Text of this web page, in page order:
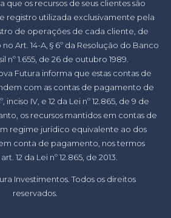
que os recursos de seus clientes são
registro utilizada exclusivamente pela
de operações de cada cliente, de
Art. 14-A, § 6º da Resolução do Banco
nº 1.655, de 26 de outubro 1989.
Futura informa que estas contas de
com as contas de pagamento de
inciso IV, e 12 da Lei nº 12.865, de 9 de
os recursos mantidos em contas de
regime jurídico equivalente ao dos
conta de pagamento, nos termos
12 da Lei nº 12.865, de 2013.
Investimentos. Todos os direitos
reservados.